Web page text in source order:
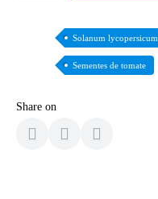
Solanum lycopersicum
Sementes de tomate
Share on